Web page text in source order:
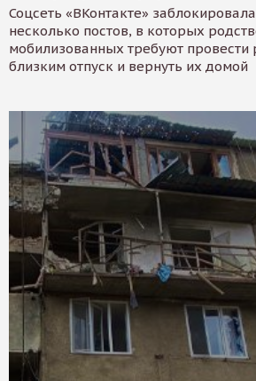
Соцсеть «ВКонтакте»
несколько постов, в которых
мобилизованных требуют провести
близким отпуск и вернуть их домой